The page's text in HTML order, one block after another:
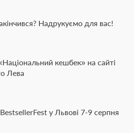
Надрукуємо для вас!
кешбек» на сайті
Лева
у Львові 7-9 серпня